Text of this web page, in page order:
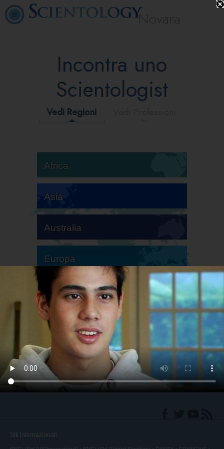
Novara
Incontra uno
Scientologist
Vedi Regioni
Africa
Asia
Australia
Europa
America del Sud
America del Nord
Siti internazionali